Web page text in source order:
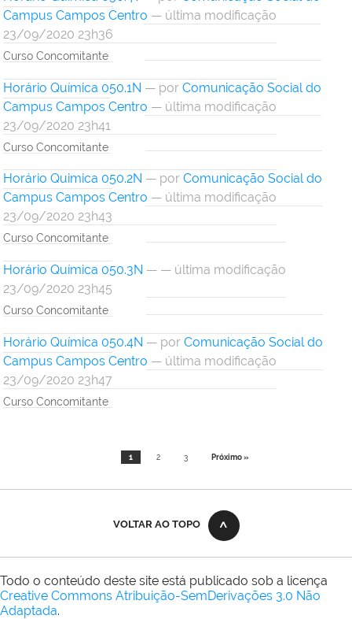
Campus Campos Centro — última modificação
23/09/2020 23h36
Curso Concomitante
Horário Química 050.1N — por Comunicação Social do
Campus Campos Centro — última modificação
23/09/2020 23h41
Curso Concomitante
Horário Quimica 050.2N — por Comunicação Social do
Campus Campos Centro — última modificação
23/09/2020 23h43
Curso Concomitante
Horário Química 050.3N — — última modificação
23/09/2020 23h45
Curso Concomitante
Horário Química 050.4N — por Comunicação Social do
Campus Campos Centro — última modificação
23/09/2020 23h47
Curso Concomitante
1 2 3 Próximo »
VOLTAR AO TOPO
Todo o conteúdo deste site está publicado sob a licença
Creative Commons Atribuição-SemDerivações 3.0 Não
Adaptada.